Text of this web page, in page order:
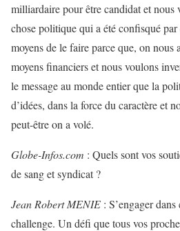
milliardaire pour être candidat et nous
chose politique qui a été confisqué
moyens de le faire parce que, on nous
moyens financiers et nous voulons
le message au monde entier que la
d’idées, dans la force du caractère et
peut-être on a volé.
Globe-Infos.com : Quels sont vos
de sang et syndicat ?
Jean Robert MENIE : S’engager
challenge. Un défi que tous vos